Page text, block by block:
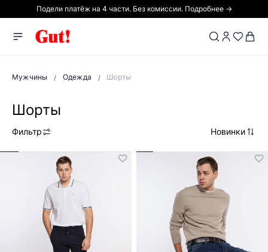
Подели платёж на 4 части. Без комиссии. Подробнее →
Мужчины Одежда Шорты
Шорты
Новинки
Фильтр